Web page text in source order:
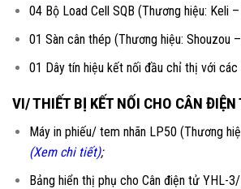
04 Bộ Load Cell SQB (Thương hiệu: Keli –
01 Sàn cân thép (Thương hiệu: Shouzou
01 Dây tín hiệu kết nối đầu chỉ thị với các
VI/ THIẾT BỊ KẾT NỐI CHO CÂN
Máy in phiếu/ tem nhãn LP50 (Thương
(Xem chi tiết);
Bảng hiển thị phụ cho Cân điện tử YHL-